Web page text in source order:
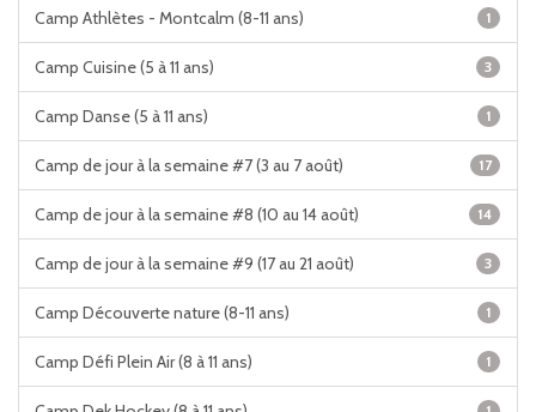
Camp Athlètes - Montcalm (8-11 ans) 1
Camp Cuisine (5 à 11 ans) 3
Camp Danse (5 à 11 ans) 1
Camp de jour à la semaine #7 (3 au 7 août) 17
Camp de jour à la semaine #8 (10 au 14 août) 14
Camp de jour à la semaine #9 (17 au 21 août) 3
Camp Découverte nature (8-11 ans) 1
Camp Défi Plein Air (8 à 11 ans) 1